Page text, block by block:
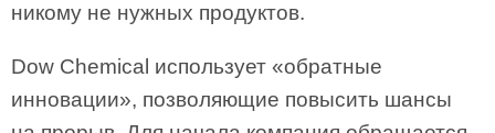
никому не нужных продуктов.
Dow Chemical использует «обратные
инновации», позволяющие повысить шансы